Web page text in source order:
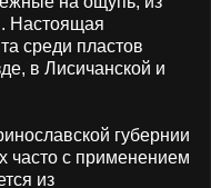
Настоящая
среди пластов
в Лисичанской и
губернии
часто с применением
из